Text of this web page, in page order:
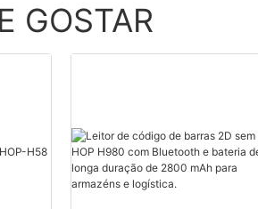
GOSTAR